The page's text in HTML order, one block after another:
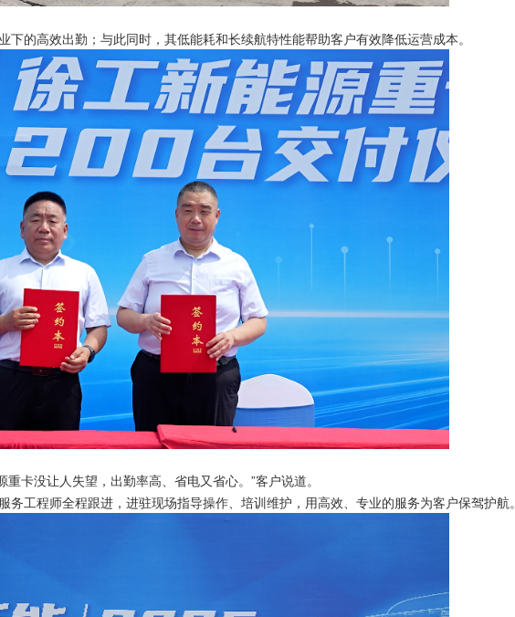
的高效出勤；与此同时，其低能耗和长续航特性能帮助客户有效降低运营成本。
卡没让人失望，出勤率高、省电又省心。”客户说道。
工程师全程跟进，进驻现场指导操作、培训维护，用高效、专业的服务为客户保驾护航。